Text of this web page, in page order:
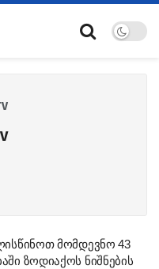
მომდევნო 43
ზოდიაქოს ნიშნების